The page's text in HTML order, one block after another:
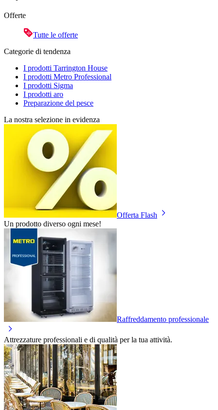
Offerte
Tutte le offerte
Categorie di tendenza
I prodotti Tarrington House
I prodotti Metro Professional
I prodotti Sigma
I prodotti aro
Preparazione del pesce
La nostra selezione in evidenza
Offerta Flash
Un prodotto diverso ogni mese!
Raffreddamento professionale
Attrezzature professionali e di qualità per la tua attività.